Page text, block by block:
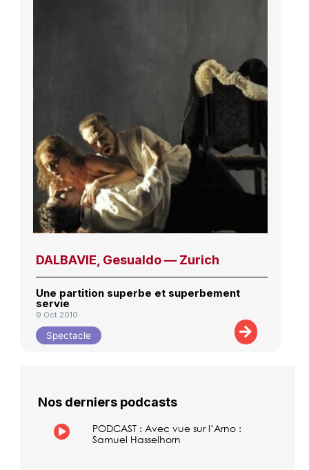
DALBAVIE, Gesualdo — Zurich
Une partition superbe et superbement
servie
9 Oct 2010
Spectacle
Nos derniers podcasts
PODCAST : Avec vue sur l’Arno :
Samuel Hasselhorn